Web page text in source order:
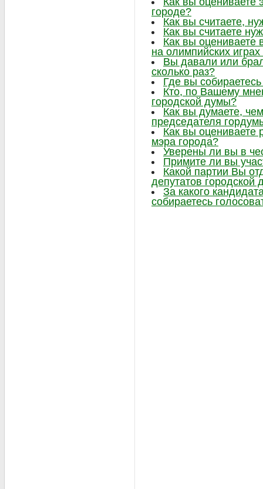
городе?
Как вы считаете,
Как вы считаете
Как вы оцениваете
на олимпийских
Вы давали или
сколько раз?
Где вы
Кто, по Вашему
городской думы?
Как вы думаете,
председателя
Как вы оцениваете
мэра города?
Уверены ли вы в
Примите ли вы
Какой партии Вы
депутатов городской
За какого
собираетесь